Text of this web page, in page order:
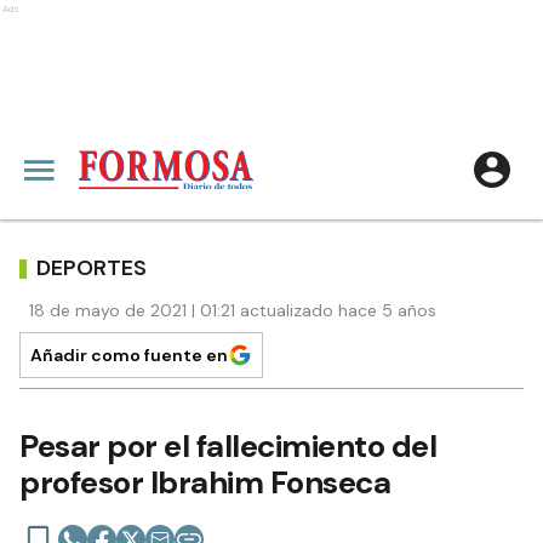
Ads
DEPORTES
18 de mayo de 2021 | 01:21 actualizado hace 5 años
Añadir como fuente en
Pesar por el fallecimiento del
profesor Ibrahim Fonseca